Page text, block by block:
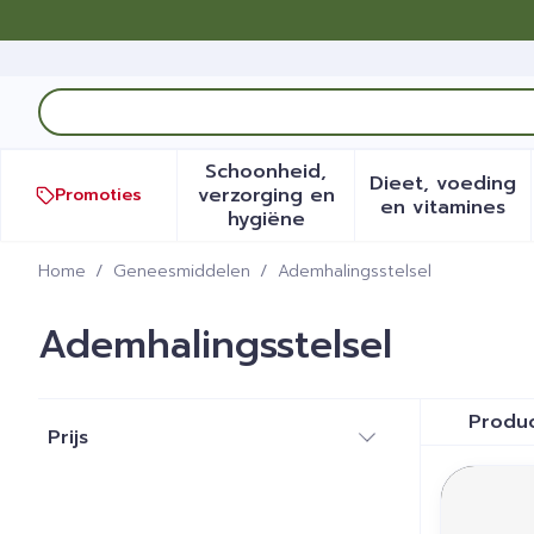
Product, merk, categorie...
Promoties
Schoonheid,
verzorging en
hygiëneToon submenu voor
Dieet, voeding
en vitamines
Toon
Home / Geneesmiddelen / Ademhalingsstelsel
Ademhalingsstelsel
Prijs